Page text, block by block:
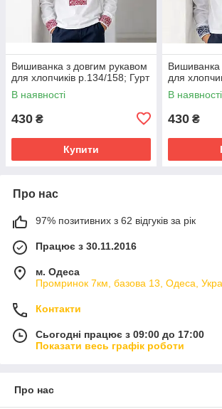
Вишиванка з довгим рукавом
для хлопчиків р.134/158; Гурт
В наявності
430 ₴
Купити
Вишиванка
для
В наявності
430 ₴
Про нас
97% позитивних з 62 відгуків за рік
Працює з 30.11.2016
м. Одеса
Промринок 7км, базова 13, Одеса,
Контакти
Сьогодні працює з 09:00 до 17:00
Показати весь графік роботи
Про нас